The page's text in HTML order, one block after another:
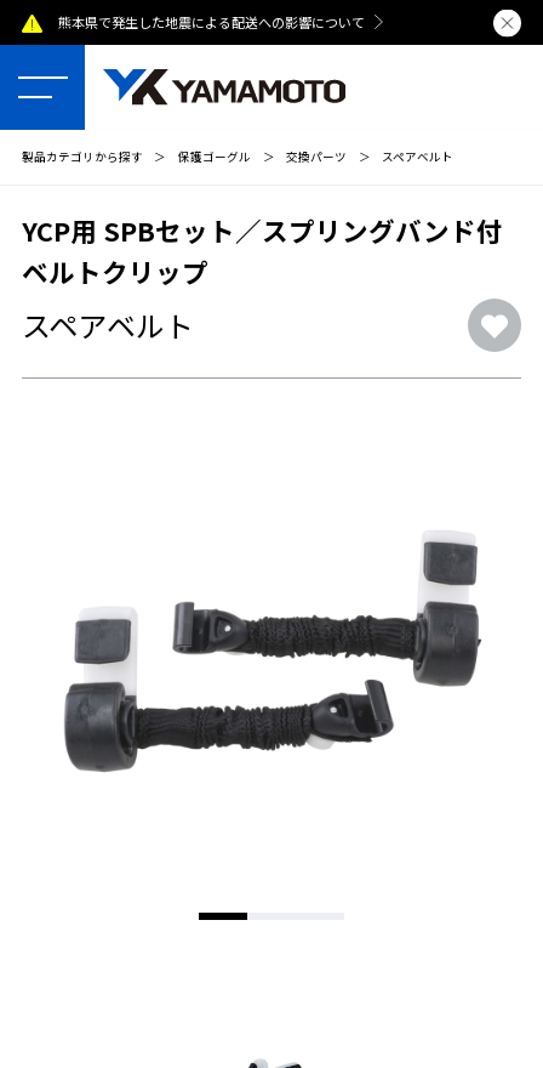
熊本県で発生した地震による配送への影響について 夏季休業
製品カテゴリから探す ＞ 保護ゴーグル ＞ 交換パーツ ＞ スペアベルト
YCP用 SPBセット／スプリングバンド付
ベルトクリップ
スペアベルト